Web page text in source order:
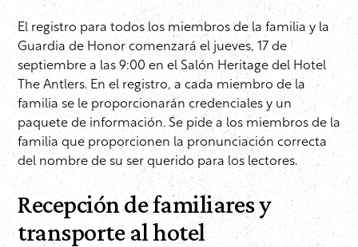
El registro para todos los miembros de la familia y la
Guardia de Honor comenzará el jueves, 17 de
septiembre a las 9:00 en el Salón Heritage del Hotel
The Antlers. En el registro, a cada miembro de la
familia se le proporcionarán credenciales y un
paquete de información. Se pide a los miembros de la
familia que proporcionen la pronunciación correcta
del nombre de su ser querido para los lectores.
Recepción de familiares y
transporte al hotel